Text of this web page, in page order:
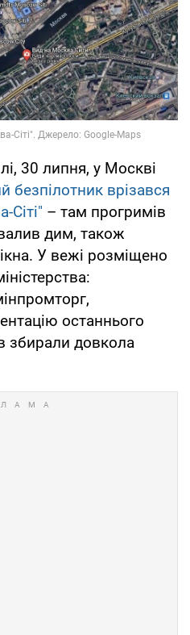
30 липня, у Москві
безпілотник врізався
Сіті" – там прогримів
дим, також
У вежі розміщено
останнього
збирали довкола